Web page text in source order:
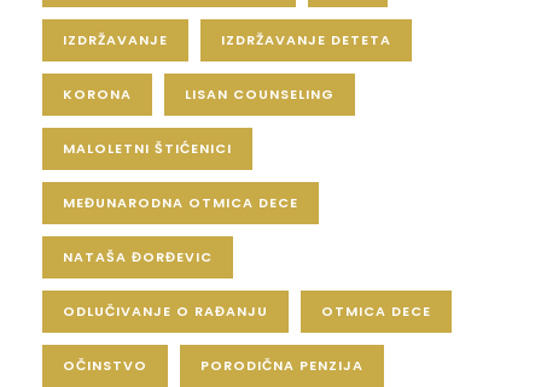
IZDRŽAVANJE IZDRŽAVANJE DETETA
KORONA LISAN COUNSELING
MALOLETNI ŠTIĆENICI
MEĐUNARODNA OTMICA DECE
NATAŠA ĐORĐEVIC
ODLUČIVANJE O RAĐANJU OTMICA DECE
OČINSTVO PORODIČNA PENZIJA